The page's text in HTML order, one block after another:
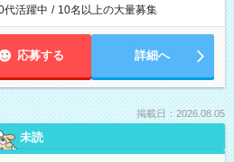
代活躍中 / 10名以上の大量募集
応募する 詳細へ
掲載日：2026.08.05
未読